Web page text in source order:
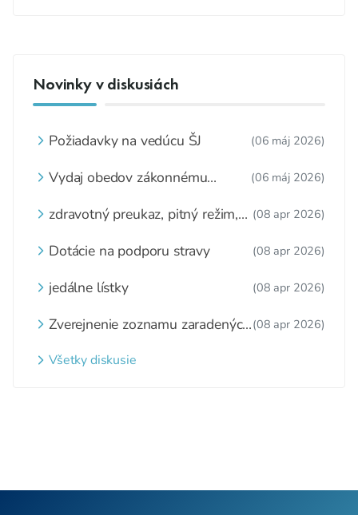
Novinky v diskusiách
Požiadavky na vedúcu ŠJ (06 máj 2026)
Vydaj obedov zákonnému
(06 máj 2026)
zdravotný preukaz, pitný režim,
(08 apr 2026)
Dotácie na podporu stravy (08 apr 2026)
jedálne lístky (08 apr 2026)
Zverejnenie zoznamu zaradených
webovom sídle
(08 apr 2026)
Všetky diskusie